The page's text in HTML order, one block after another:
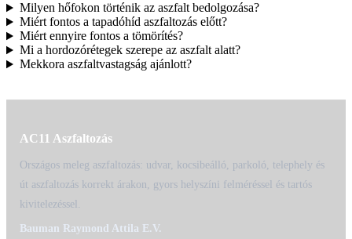
Milyen hőfokon történik az aszfalt bedolgozása?
Miért fontos a tapadóhíd aszfaltozás előtt?
Miért ennyire fontos a tömörítés?
Mi a hordozórétegek szerepe az aszfalt alatt?
Mekkora aszfaltvastagság ajánlott?
AC11 Aszfaltozás
Országos meleg aszfaltozás: udvar, kocsibeálló, parkoló, telephely és
út aszfaltozás korrekt árakon, gyors helyszíni felméréssel és tartós
kivitelezéssel.
Bauman Raymond Attila E.V.